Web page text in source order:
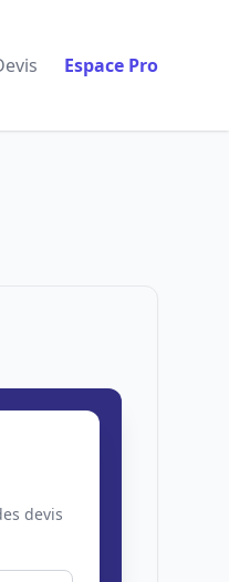
Espace Pro
devis